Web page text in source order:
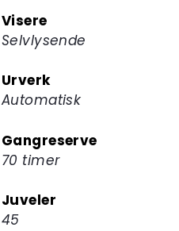
Visere
Selvlysende
Urverk
Automatisk
Gangreserve
70 timer
Juveler
45